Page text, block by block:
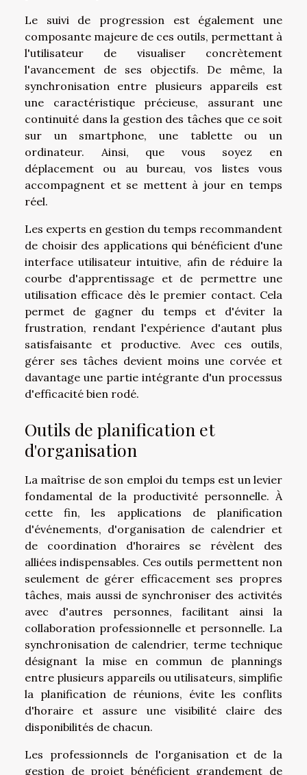
Le suivi de progression est également une
composante majeure de ces outils, permettant à
l'utilisateur de visualiser concrètement
l'avancement de ses objectifs. De même, la
synchronisation entre plusieurs appareils est
une caractéristique précieuse, assurant une
continuité dans la gestion des tâches que ce soit
sur un smartphone, une tablette ou un
ordinateur. Ainsi, que vous soyez en
déplacement ou au bureau, vos listes vous
accompagnent et se mettent à jour en temps
réel.
Les experts en gestion du temps recommandent
de choisir des applications qui bénéficient d'une
interface utilisateur intuitive, afin de réduire la
courbe d'apprentissage et de permettre une
utilisation efficace dès le premier contact. Cela
permet de gagner du temps et d'éviter la
frustration, rendant l'expérience d'autant plus
satisfaisante et productive. Avec ces outils,
gérer ses tâches devient moins une corvée et
davantage une partie intégrante d'un processus
d'efficacité bien rodé.
Outils de planification et
d'organisation
La maîtrise de son emploi du temps est un levier
fondamental de la productivité personnelle. À
cette fin, les applications de planification
d'événements, d'organisation de calendrier et
de coordination d'horaires se révèlent des
alliées indispensables. Ces outils permettent non
seulement de gérer efficacement ses propres
tâches, mais aussi de synchroniser des activités
avec d'autres personnes, facilitant ainsi la
collaboration professionnelle et personnelle. La
synchronisation de calendrier, terme technique
désignant la mise en commun de plannings
entre plusieurs appareils ou utilisateurs, simplifie
la planification de réunions, évite les conflits
d'horaire et assure une visibilité claire des
disponibilités de chacun.
Les professionnels de l'organisation et de la
gestion de projet bénéficient grandement de